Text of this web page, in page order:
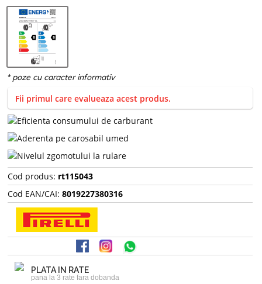
Fii primul care evalueaza acest produs.
Cod produs: rt115043
Cod EAN/CAI: 8019227380316
PLATA IN RATE
pana la 3 rate fara dobanda